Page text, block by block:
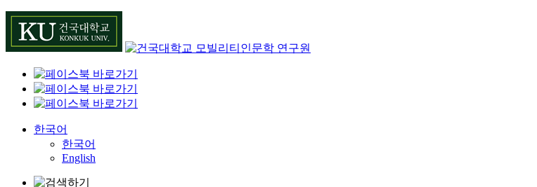
Skip
content
한국어
한국어
English